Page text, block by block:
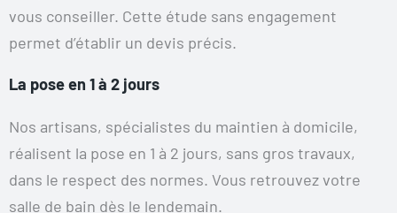
vous conseiller. Cette étude sans engagement
permet d’établir un devis précis.
La pose en 1 à 2 jours
Nos artisans, spécialistes du maintien à domicile,
réalisent la pose en 1 à 2 jours, sans gros travaux,
dans le respect des normes. Vous retrouvez votre
salle de bain dès le lendemain.